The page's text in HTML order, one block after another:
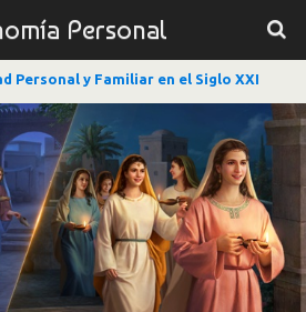
Personal
Personal y Familiar en el Siglo XXI